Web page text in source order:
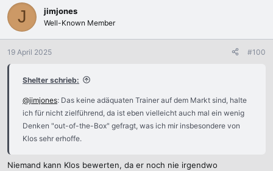
k
i
o
n
J jimjones
Well-Known Member
19 April 2025 #100
Shelter schrieb:
@jimjones: Das keine adäquaten Trainer auf dem Markt sind, halte
ich für nicht zielführend, da ist eben vielleicht auch mal ein wenig
Denken "out-of-the-Box" gefragt, was ich mir insbesondere von
Klos sehr erhoffe.
Niemand kann Klos bewerten, da er noch nie irgendwo